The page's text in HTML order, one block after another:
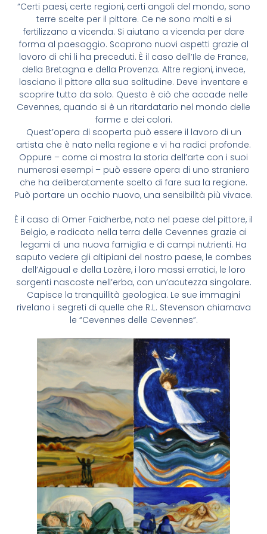
“Certi paesi, certe regioni, certi angoli del mondo, sono
terre scelte per il pittore. Ce ne sono molti e si
fertilizzano a vicenda. Si aiutano a vicenda per dare
forma al paesaggio. Scoprono nuovi aspetti grazie al
lavoro di chi li ha preceduti. È il caso dell’Ile de France,
della Bretagna e della Provenza. Altre regioni, invece,
lasciano il pittore alla sua solitudine. Deve inventare e
scoprire tutto da solo. Questo è ciò che accade nelle
Cevennes, quando si è un ritardatario nel mondo delle
forme e dei colori.
Quest’opera di scoperta può essere il lavoro di un
artista che è nato nella regione e vi ha radici profonde.
Oppure – come ci mostra la storia dell’arte con i suoi
numerosi esempi – può essere opera di uno straniero
che ha deliberatamente scelto di fare sua la regione.
Può portare un occhio nuovo, una sensibilità più vivace.
È il caso di Omer Faidherbe, nato nel paese del pittore, il
Belgio, e radicato nella terra delle Cevennes grazie ai
legami di una nuova famiglia e di campi nutrienti. Ha
saputo vedere gli altipiani del nostro paese, le combes
dell’Aigoual e della Lozère, i loro massi erratici, le loro
sorgenti nascoste nell’erba, con un’acutezza singolare.
Capisce la tranquillità geologica. Le sue immagini
rivelano i segreti di quelle che R.L. Stevenson chiamava
le “Cevennes delle Cevennes”.